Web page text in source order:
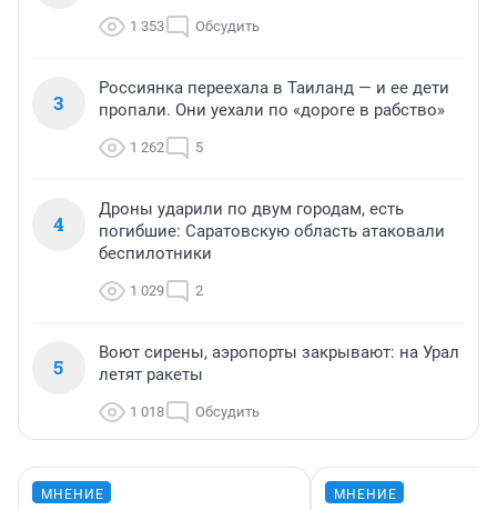
1 353 Обсудить
3
Россиянка переехала в Таиланд — и ее дети
пропали. Они уехали по «дороге в рабство»
1 262 5
4
Дроны ударили по двум городам, есть
погибшие: Саратовскую область атаковали
беспилотники
1 029 2
5
Воют сирены, аэропорты закрывают: на Урал
летят ракеты
1 018 Обсудить
МНЕНИЕ МНЕНИЕ